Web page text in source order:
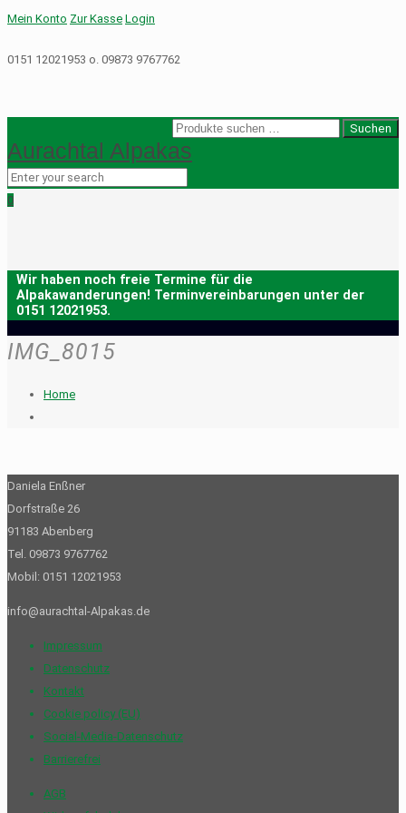
Mein Konto Zur Kasse Login
0151 12021953 o. 09873 9767762
Suche
nach:
Suchen
Aurachtal Alpakas
0
IMG_8015
Home
Daniela Enßner
Dorfstraße 26
91183 Abenberg
Tel. 09873 9767762
Mobil: 0151 12021953
info@aurachtal-Alpakas.de
Impressum
Datenschutz
Kontakt
Cookie policy (EU)
Social-Media-Datenschutz
Barrierefrei
AGB